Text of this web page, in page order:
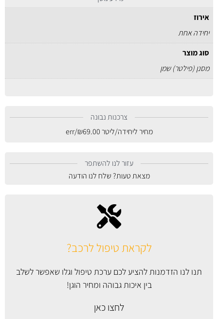
לקראת טיפול לרכב?
תנו לנו הזדמנות להציע לכם ערכת טיפול וגלו שאפשר לשלב
בין איכות גבוהה ומחיר הוגן!
לחצו כאן
אירוז
יחידה אחת
סוג מוצר
מסנן (פילטר) שמן
צרכנות נבונה
מחיר ליחידה/ליטר
₪69.00
/err
עזור לנו להשתפר
מצאת טעות? שלח לנו הודעה